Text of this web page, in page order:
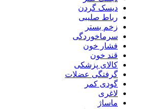
دیسک گردن
رباط صلیبی
زخم بستر
سرماخوردگی
فشار خون
قند خون
کالای پزشکی
گرفتگی عضلات
گودی کمر
لاغری
ماساژ